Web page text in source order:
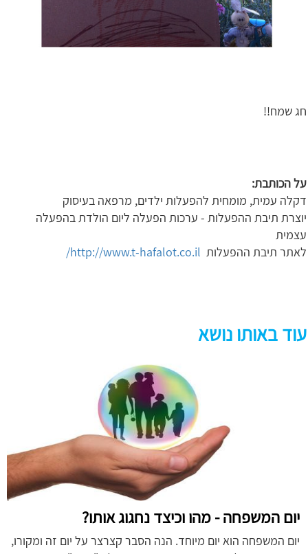
חג שמח!!
על הכותבת:
דקלה עמית, מומחית להפעלות ילדים, מרפאה בעיסוק
יוצרת תיבת ההפעלות - ערכות הפעלה ליום הולדת בהפעלה
עצמית
לאתר תיבת ההפעלות http://www.t-hafalot.co.il/
עוד באותו נושא
יום המשפחה - מהו וכיצד נחגוג אותו?
יום המשפחה הוא יום מיוחד. הנה הסבר קצרצר על יום זה ומקורו,